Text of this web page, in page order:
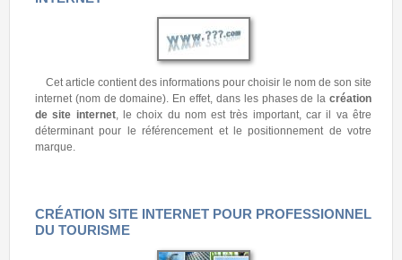
Cet article contient des informations pour choisir le nom de son site
internet (nom de domaine). En effet, dans les phases de la création
de site internet, le choix du nom est très important, car il va être
déterminant pour le référencement et le positionnement de votre
marque.
CRÉATION SITE INTERNET POUR PROFESSIONNEL
DU TOURISME